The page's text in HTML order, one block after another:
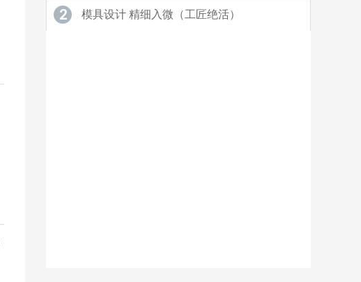
2 模具设计 精细入微（工匠绝活）